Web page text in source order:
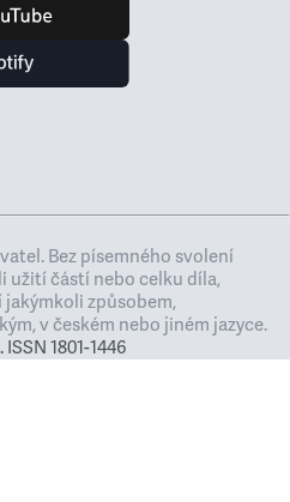
Bez písemného svolení
užití částí nebo celku díla,
způsobem,
v českém nebo jiném jazyce.
1801-1446